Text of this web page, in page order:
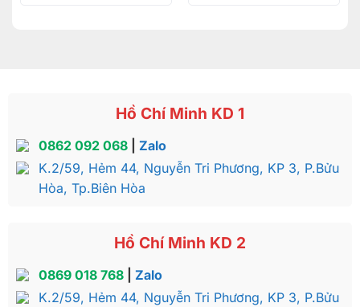
Hồ Chí Minh KD 1
0862 092 068| Zalo
K.2/59, Hẻm 44, Nguyễn Tri Phương, KP 3, P.Bửu
Hòa, Tp.Biên Hòa
Hồ Chí Minh KD 2
0869 018 768| Zalo
K.2/59, Hẻm 44, Nguyễn Tri Phương, KP 3, P.Bửu